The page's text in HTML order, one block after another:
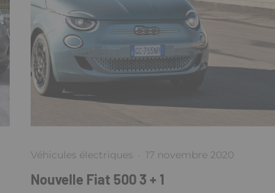
Véhicules électriques · 17 novembre 2020
Nouvelle Fiat 500 3 + 1